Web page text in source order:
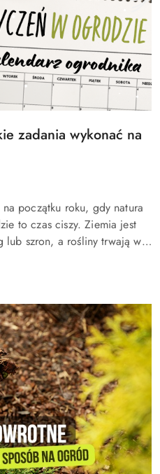
zadania wykonać na
początku roku, gdy natura
to czas ciszy. Ziemia jest
lub szron, a rośliny trwają w